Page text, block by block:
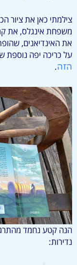
צילמתי כאן את ציור
משפחת אינגלס, את
את האינדיאנים,
על כריכה יפה נוספת
הזה.
הנה קטע נחמד
נדירות: